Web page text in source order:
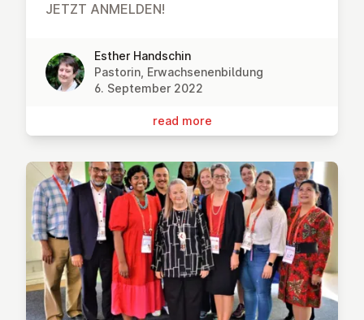
JETZT ANMELDEN!
Esther Handschin
Pastorin, Erwachsenenbildung
6. September 2022
read more